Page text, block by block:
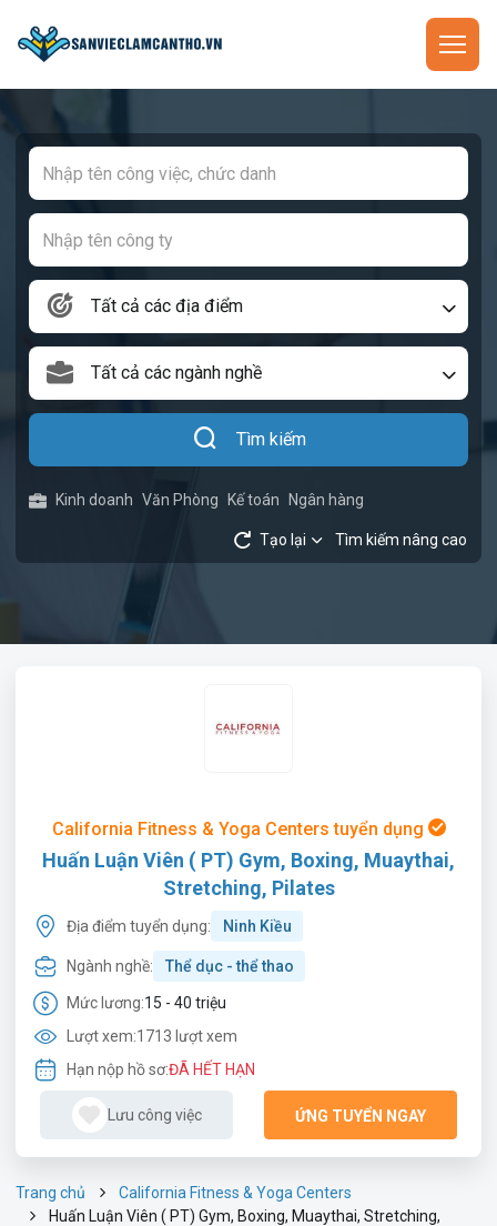
Tất cả các địa điểm
Tất cả các ngành nghề
Tìm kiếm
Kinh doanh Văn Phòng Kế toán Ngân hàng
Tạo lại Tìm kiếm nâng cao
California Fitness & Yoga Centers tuyển dụng
Huấn Luận Viên ( PT) Gym, Boxing, Muaythai,
Stretching, Pilates
Địa điểm tuyển dụng: Ninh Kiều
Ngành nghề: Thể dục - thể thao
Mức lương:15 - 40 triệu
Lượt xem:1713 lượt xem
Hạn nộp hồ sơ:ĐÃ HẾT HẠN
Lưu công việc ỨNG TUYỂN NGAY
Trang chủ
California Fitness & Yoga Centers
Huấn Luận Viên ( PT) Gym, Boxing, Muaythai, Stretching,